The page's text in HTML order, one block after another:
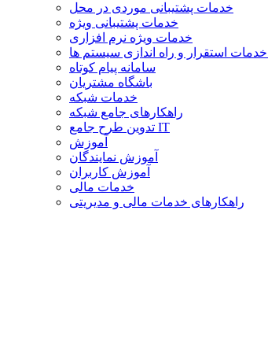
خدمات پشتیبانی موردی در محل
خدمات پشتیبانی ویژه
خدمات ویژه نرم افزاری
استقرار و راه اندازی سیستم ها
سامانه پیام کوتاه
باشگاه مشتریان
خدمات شبکه
راهکارهای جامع شبکه
تدوین طرح جامع IT
آموزش
آموزش نمایندگان
آموزش کاربران
خدمات مالی
راهکارهای خدمات مالی و مدیریتی